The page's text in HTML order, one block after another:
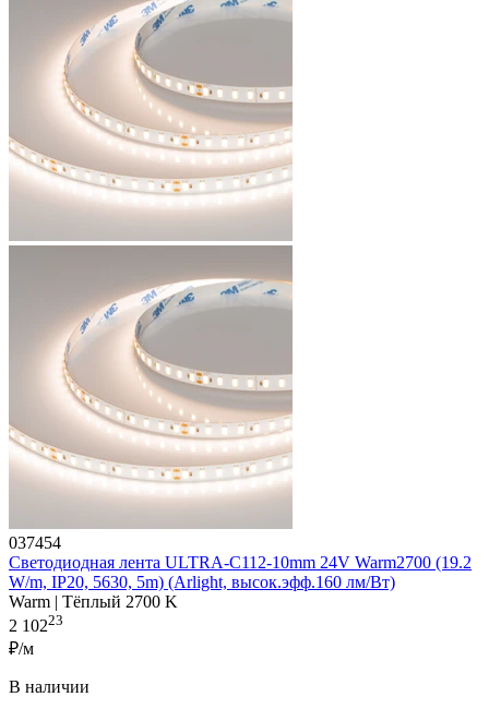
037454
Светодиодная лента ULTRA-C112-10mm 24V Warm2700 (19.2
W/m, IP20, 5630, 5m) (Arlight, высок.эфф.160 лм/Вт)
Warm | Тёплый 2700 K
2 10223
₽/м
В наличии